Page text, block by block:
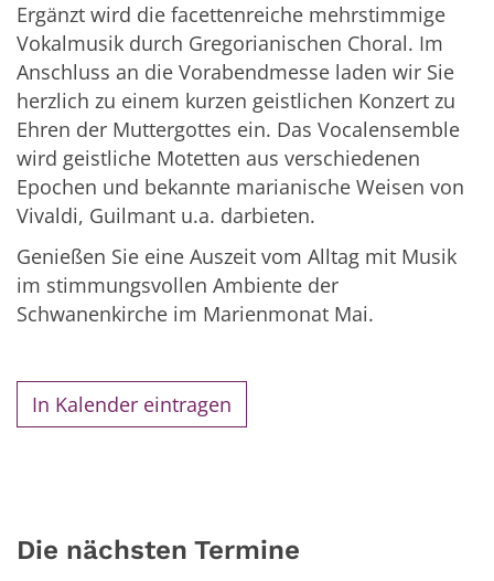
Ergänzt wird die facettenreiche mehrstimmige
Vokalmusik durch Gregorianischen Choral. Im
Anschluss an die Vorabendmesse laden wir Sie
herzlich zu einem kurzen geistlichen Konzert zu
Ehren der Muttergottes ein. Das Vocalensemble
wird geistliche Motetten aus verschiedenen
Epochen und bekannte marianische Weisen von
Vivaldi, Guilmant u.a. darbieten.
Genießen Sie eine Auszeit vom Alltag mit Musik
im stimmungsvollen Ambiente der
Schwanenkirche im Marienmonat Mai.
In Kalender eintragen
Die nächsten Termine